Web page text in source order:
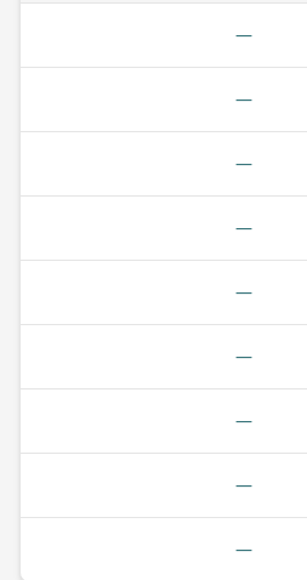
—
—
—
—
—
—
—
—
—